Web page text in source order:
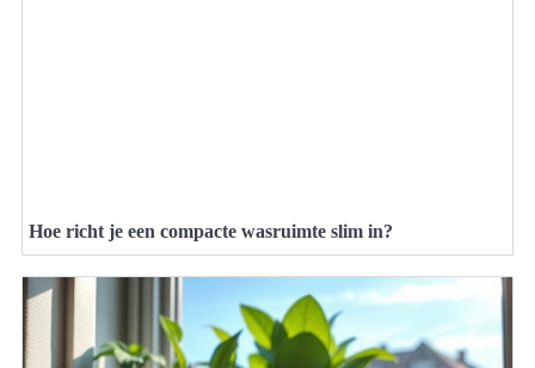
Hoe richt je een compacte wasruimte slim in?